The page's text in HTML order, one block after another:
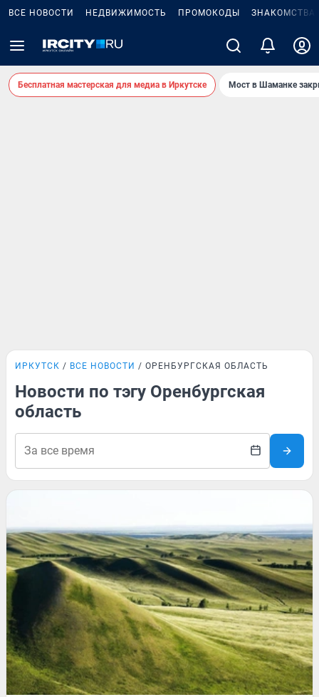
ВСЕ НОВОСТИ НЕДВИЖИМОСТЬ ПРОМОКОДЫ ЗНАКОМСТВА
Бесплатная мастерская для медиа в Иркутске Мост в Шаманке
ИРКУТСК ВСЕ НОВОСТИ ОРЕНБУРГСКАЯ ОБЛАСТЬ
Новости по тэгу Оренбургская
область